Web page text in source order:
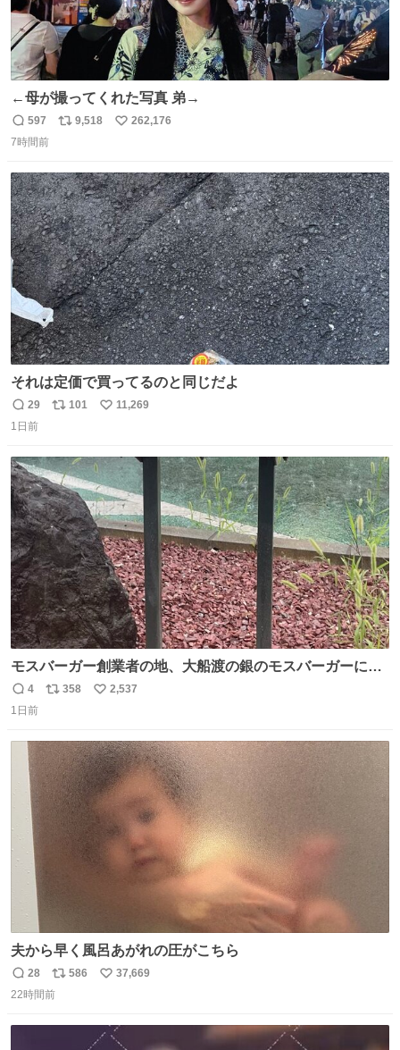
←母が撮ってくれた写真 弟→
返
信
597
リ
ト
数
9,518
い
数
262,176
7時間前
それは定価で買ってるのと同じだよ
返
信
29
リ
ト
数
101
い
数
11,269
1日前
モスバーガー創業者の地、大船渡の銀のモスバーガーに一
礼。
返
信
4
リ
ト
数
358
い
数
2,537
1日前
夫から早く風呂あがれの圧がこちら
返
信
28
リ
ポ
586
い
数
37,669
22時間前